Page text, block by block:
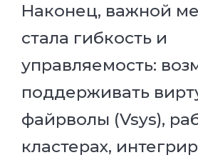
Наконец, важной
стала гибкость и
управляемость:
поддерживать
файрволы (Vsys),
кластерах,